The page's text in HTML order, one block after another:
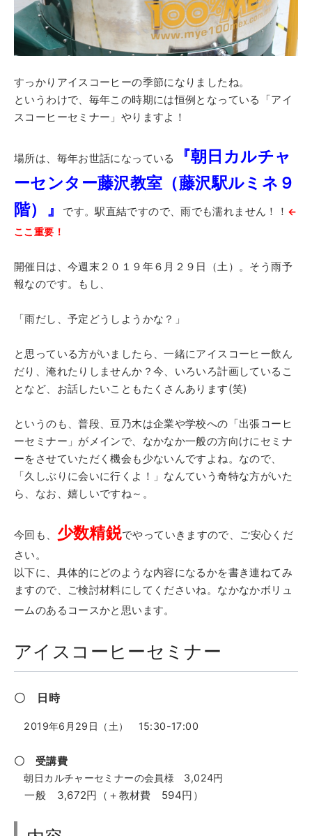
すっかりアイスコーヒーの季節になりましたね。
というわけで、毎年この時期には恒例となっている「アイ
スコーヒーセミナー」やりますよ！
場所は、毎年お世話になっている
『朝日カルチャ
ーセンター藤沢教室（藤沢駅ルミネ９
階）』
です。駅直結ですので、雨でも濡れません！！ ←
ここ重要！
開催日は、今週末２０１９年６月２９日（土）。そう雨予
報なのです。もし、
「雨だし、予定どうしようかな？」
と思っている方がいましたら、一緒にアイスコーヒー飲ん
だり、淹れたりしませんか？今、いろいろ計画しているこ
となど、お話したいこともたくさんあります(笑)
というのも、普段、豆乃木は企業や学校への「出張コーヒ
ーセミナー」がメインで、なかなか一般の方向けにセミナ
ーをさせていただく機会も少ないんですよね。なので、
「久しぶりに会いに行くよ！」なんていう奇特な方がいた
ら、なお、嬉しいですね～。
今回も、 少数精鋭でやっていきますので、ご安心くだ
さい。
以下に、具体的にどのような内容になるかを書き連ねてみ
ますので、ご検討材料にしてくださいね。なかなかボリュ
ームのあるコースかと思います。
アイスコーヒーセミナー
〇 日時
2019年6月29日（土） 15:30-17:00
〇 受講費
朝日カルチャーセミナーの会員様 3,024円
一般 3,672円 （＋教材費 594円）